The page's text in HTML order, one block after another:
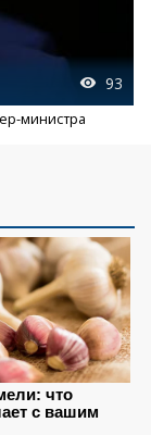
93
министра